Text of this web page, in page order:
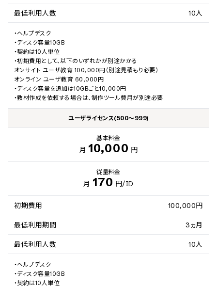
最低利用人数 10人
・ヘルプデスク
・ディスク容量10GB
・契約は10人単位
・初期費用として、以下のいずれかが別途かかる
オンサイト ユーザ教育 100,000円（別途見積もり必要）
オンライン ユーザ教育 60,000円
・ディスク容量を追加は10GBごと10,000円
・教材作成を依頼する場合は、制作ツール費用が別途必要
ユーザライセンス(500～999)
基本料金
月 10,000 円
従量料金
月 170 円/ID
初期費用 100,000円
最低利用期間 3ヵ月
最低利用人数 10人
・ヘルプデスク
・ディスク容量10GB
・契約は10人単位